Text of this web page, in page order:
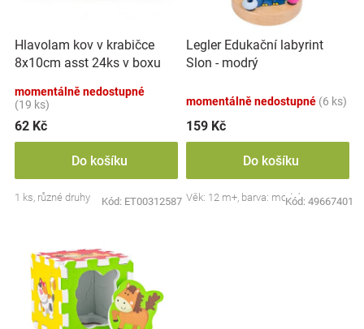
Blog
Hračkářství
Přihlášení
ůo
d
u
k
ů
Hlavolam kov v krabičce
8x10cm asst 24ks v boxu
momentálně nedostupné
(19 ks)
62 Kč
Do košíku
1 ks, různé druhy Kód: ET00312587
Legler Edukační labyrint
Slon - modrý
momentálně nedostupné (6 ks)
159 Kč
Do košíku
Věk: 12 m+, barva: modrá
Kód: 49667401